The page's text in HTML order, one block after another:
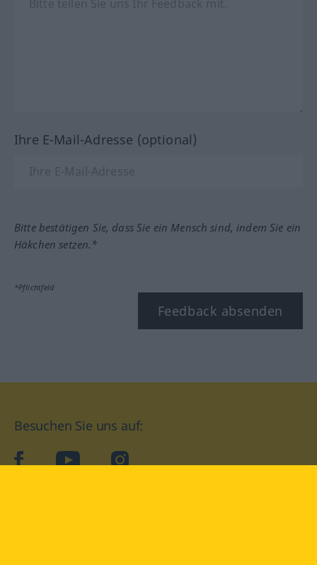
Ihre E-Mail-Adresse (optional)
Bitte bestätigen Sie, dass Sie ein Mensch sind, indem Sie ein
Häkchen setzen.*
*Pflichtfeld
Feedback absenden
Besuchen Sie uns auf:
facebookYouTube Instagram